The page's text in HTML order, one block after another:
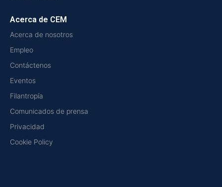
Acerca de CEM
Acerca de nosotros
Empleo
Contáctenos
Eventos
Filantropía
Comunicados de prensa
Privacidad
Cookie Policy